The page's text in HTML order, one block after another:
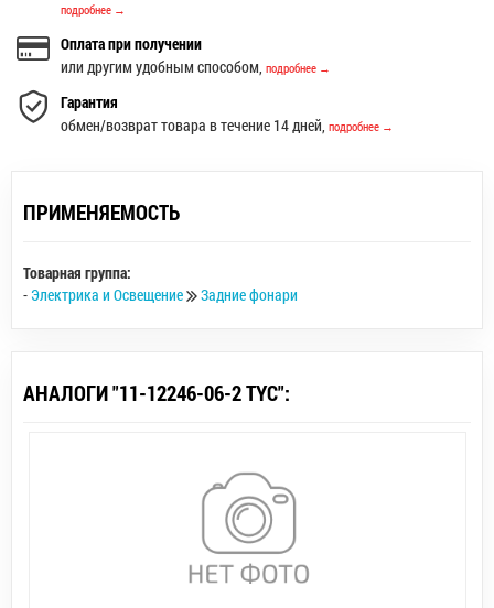
подробнее →
Оплата при получении
или другим удобным способом, подробнее →
Гарантия
обмен/возврат товара в течение 14 дней, подробнее →
ПРИМЕНЯЕМОСТЬ
Товарная группа:
- Электрика и Освещение Задние фонари
АНАЛОГИ "11-12246-06-2 TYC":